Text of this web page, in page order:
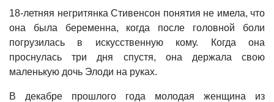
18-летняя негритянка Стивенсон понятия не имела, что
она была беременна, когда после головной боли
погрузилась в искусственную кому. Когда она
проснулась три дня спустя, она держала свою
маленькую дочь Элоди на руках.
В декабре прошлого года молодая женщина из